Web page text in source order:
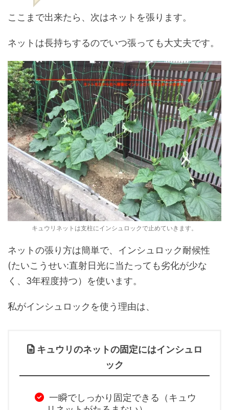
ここまで出来たら、次はネットを張ります。
ネットは長持ちするのでいつ張っても大丈夫です。
キュウリネットは支柱にインシュロックで止めていきます。
ネットの張り方は簡単で、インシュロック耐候性
(たいこうせい:直射日光に当たっても劣化が少な
く、3年程度持つ）を使います。
私がインシュロックを使う理由は、
キュウリのネットの固定にはインシュロ
ック
一瞬でしっかり固定できる（キュウ